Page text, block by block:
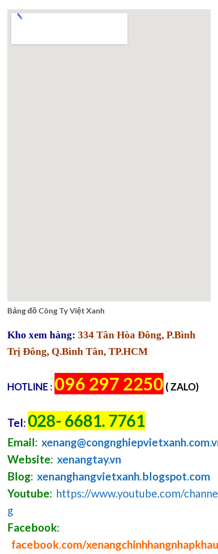
Bảng đồ Công Ty Việt Xanh
Kho xem hàng: 334 Tân Hòa Đông, P.Bình
Trị Đông, Q.Bình Tân, TP.HCM
HOTLINE : 096 297 2250 ( ZALO)
Tel: 028- 6681. 7761
Email:
Website: xenangtay.vn
Blog: xenanghangvietxanh.blogspot.com
Youtube: https://www.youtube.com/
g
Facebook:
facebook.com/xenangchinhhangnhapkhau